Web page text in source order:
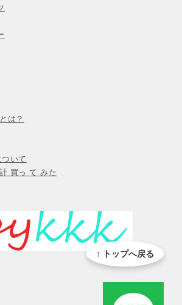
は？
いて
買っ て みた
↑ トップへ戻る